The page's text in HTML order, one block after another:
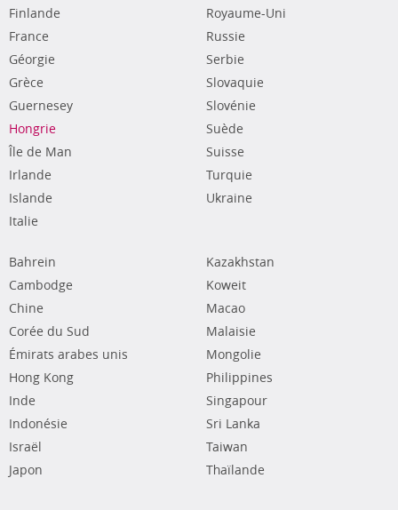
Finlande
France
Géorgie
Grèce
Guernesey
Hongrie
Île de Man
Irlande
Islande
Italie
Royaume-Uni
Russie
Serbie
Slovaquie
Slovénie
Suède
Suisse
Turquie
Ukraine
Bahrein
Cambodge
Chine
Corée du Sud
Émirats arabes unis
Hong Kong
Inde
Indonésie
Israël
Japon
Kazakhstan
Koweit
Macao
Malaisie
Mongolie
Philippines
Singapour
Sri Lanka
Taiwan
Thaïlande